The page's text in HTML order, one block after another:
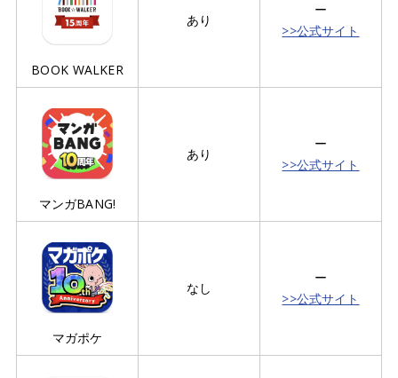
BOOK WALKER
あり
ー
>>公式サイト
マンガBANG!
あり
ー
>>公式サイト
マガポケ
なし
ー
>>公式サイト